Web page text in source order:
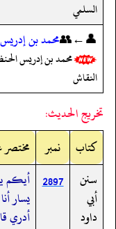
السلمي
👤←👥محمد بن
محمد بن إدريس
النقاش
تخريج الحديث:
کتاب
نمبر
مختصر
سنن
أبي
داود
2897 أيكم
يسار
أدري